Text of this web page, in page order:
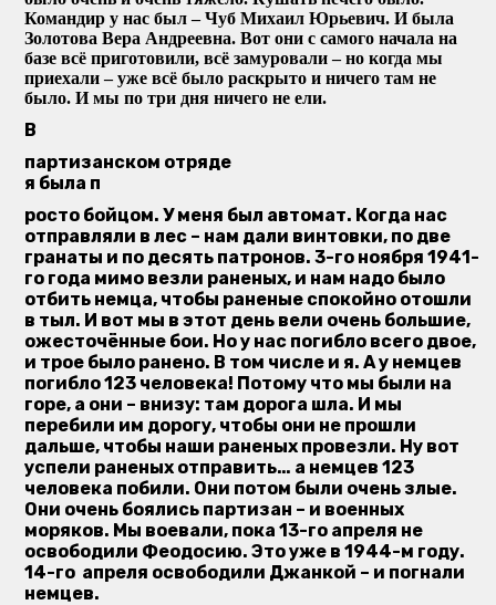
Командир у нас был – Чуб Михаил Юрьевич. И была
Золотова Вера Андреевна. Вот они с самого начала на
базе всё приготовили, всё замуровали – но когда мы
приехали – уже всё было раскрыто и ничего там не
было. И мы по три дня ничего не ели.
В
партизанском отряде
я была п
росто бойцом. У меня был автомат. Когда нас
отправляли в лес – нам дали винтовки, по две
гранаты и по десять патронов. 3-го ноября 1941-
го года мимо везли раненых, и нам надо было
отбить немца, чтобы раненые спокойно отошли
в тыл. И вот мы в этот день вели очень большие,
ожесточённые бои. Но у нас погибло всего двое,
и трое было ранено. В том числе и я. А у немцев
погибло 123 человека! Потому что мы были на
горе, а они – внизу: там дорога шла. И мы
перебили им дорогу, чтобы они не прошли
дальше, чтобы наши раненых провезли. Ну вот
успели раненых отправить… а немцев 123
человека побили. Они потом были очень злые.
Они очень боялись партизан – и военных
моряков. Мы воевали, пока 13-го апреля не
освободили Феодосию. Это уже в 1944-м году.
14-го апреля освободили Джанкой – и погнали
немцев.